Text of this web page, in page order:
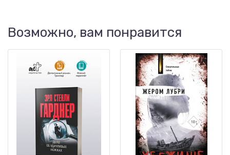
Возможно, вам понравится